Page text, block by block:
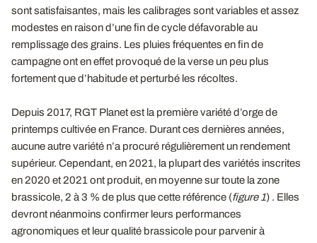
sont satisfaisantes, mais les calibrages sont variables et assez
modestes en raison d’une fin de cycle défavorable au
remplissage des grains. Les pluies fréquentes en fin de
campagne ont en effet provoqué de la verse un peu plus
fortement que d’habitude et perturbé les récoltes.
Depuis 2017, RGT Planet est la première variété d’orge de
printemps cultivée en France. Durant ces dernières années,
aucune autre variété n’a procuré régulièrement un rendement
supérieur. Cependant, en 2021, la plupart des variétés inscrites
en 2020 et 2021 ont produit, en moyenne sur toute la zone
brassicole, 2 à 3 % de plus que cette référence (figure 1) . Elles
devront néanmoins confirmer leurs performances
agronomiques et leur qualité brassicole pour parvenir à